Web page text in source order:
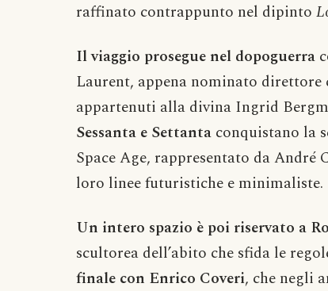
raffinato contrappunto nel dipinto
Il viaggio prosegue nel dopoguerra
Laurent, appena nominato
appartenuti alla divina Ingrid
Sessanta e Settanta conquistano la
Space Age, rappresentato da
loro linee futuristiche e minimaliste.
Un intero spazio è poi riservato a
scultorea dell’abito che sfida le
finale con Enrico Coveri, che negli